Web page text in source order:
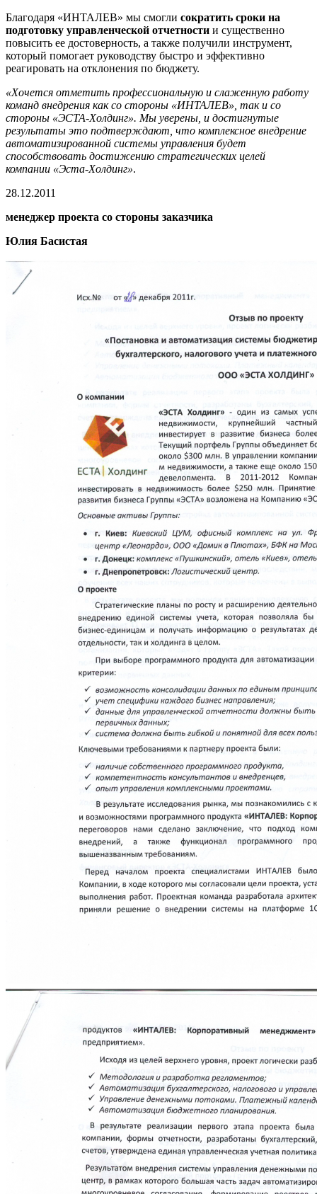
Благодаря «ИНТАЛЕВ» мы смогли сократить сроки на
подготовку управленческой отчетности и существенно
повысить ее достоверность, а также получили инструмент,
который помогает руководству быстро и эффективно
реагировать на отклонения по бюджету.
«Хочется отметить профессиональную и слаженную работу
команд внедрения как со стороны «ИНТАЛЕВ», так и со
стороны «ЭСТА-Холдинг». Мы уверены, и достигнутые
результаты это подтверждают, что комплексное внедрение
автоматизированной системы управления будет
способствовать достижению стратегических целей
компании «Эста-Холдинг».
28.12.2011
менеджер проекта со стороны заказчика
Юлия Басистая